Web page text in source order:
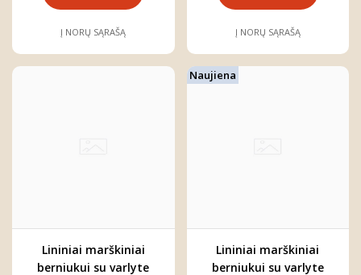
Į NORŲ SĄRAŠĄ Į NORŲ SĄRAŠĄ
Lininiai marškiniai
berniukui su varlyte
Naujiena
Lininiai marškiniai
berniukui su varlyte